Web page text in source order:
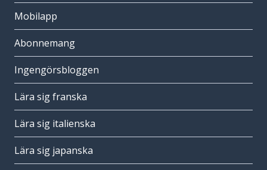
Mobilapp
Abonnemang
Ingengörsbloggen
Lära sig franska
Lära sig italienska
Lära sig japanska